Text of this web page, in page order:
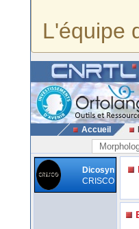
L'équipe
Accueil
Dicosyn
CRISCO